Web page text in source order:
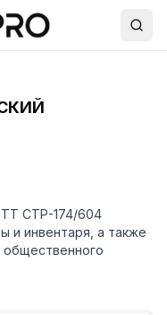
СТР-174/604
и инвентаря, а также
общественного